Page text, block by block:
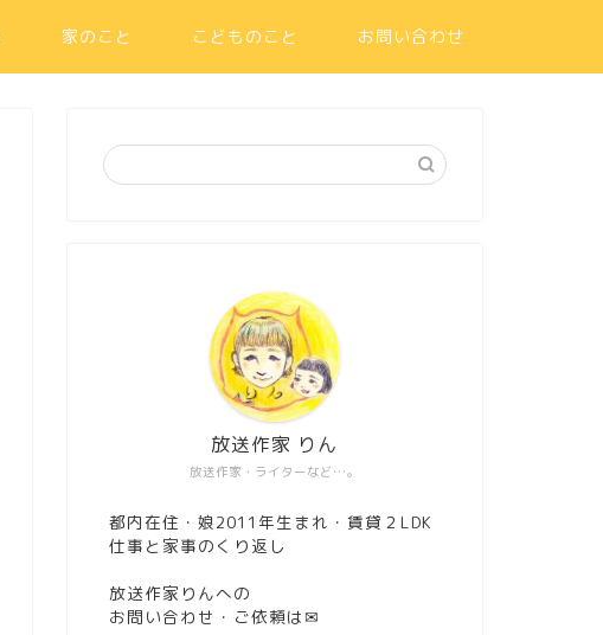
家のこと こどものこと お問い合わせ
放送作家・ライターなど…。
放送作家 りん
都内在住・娘2011年生まれ・賃貸２LDK
仕事と家事のくり返し
放送作家りんへの
お問い合わせ・ご依頼は ✉